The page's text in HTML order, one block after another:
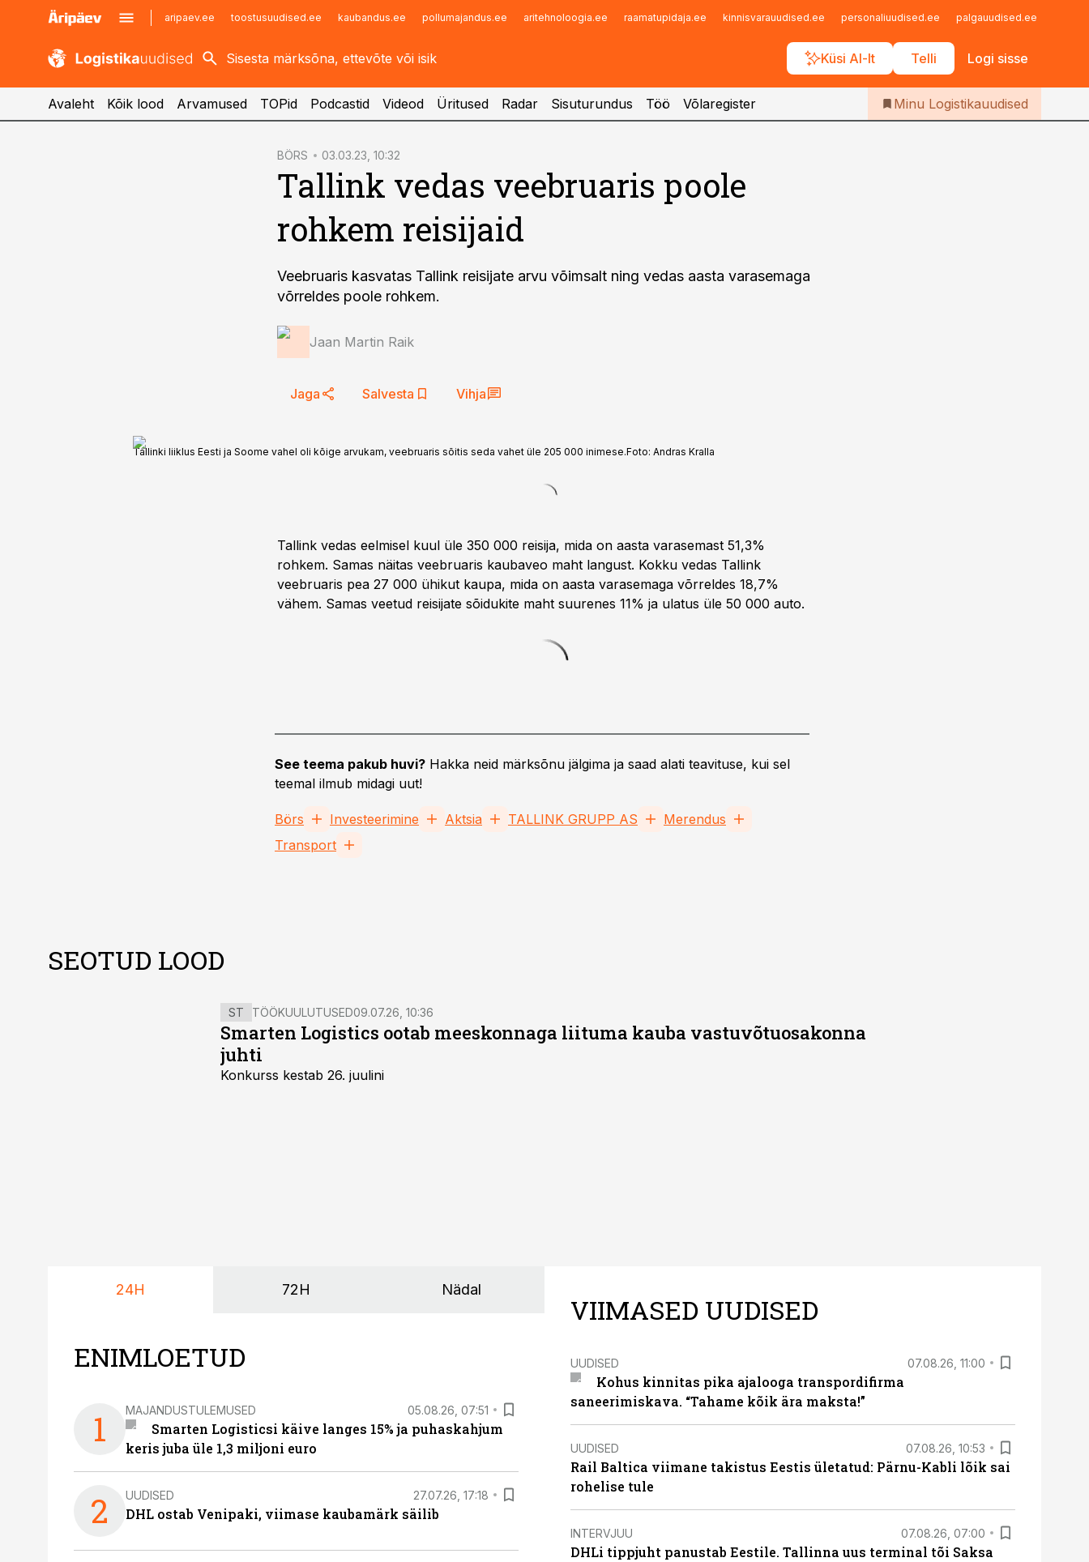
aripaev.ee toostusuudised.ee kaubandus.ee pollumajandus.ee aritehnoloogia.ee raamatupidaja.ee kinnisvarauudised.ee personaliuudised.ee palgauudised.ee
Küsi AI-lt Telli Logi sisse
kaubandus.ee
kinnisvarauudised.ee
imelineajalugu.ee
Infopank
Iseteenindus
Telli Logistikauudised
Avaleht Kõik lood Arvamused TOPid Podcastid Videod Üritused Radar Sisuturundus Töö Võlaregister Minu Logistikauudised
BÖRS 03.03.23, 10:32
Tallink vedas veebruaris poole
rohkem reisijaid
Veebruaris kasvatas Tallink reisijate arvu võimsalt ning vedas aasta varasemaga
võrreldes poole rohkem.
Jaan Martin Raik
Jaga Salvesta Vihja
Tallinki liiklus Eesti ja Soome vahel oli kõige arvukam, veebruaris sõitis seda vahet üle 205 000 inimese.Foto: Andras Kralla
Tallink vedas eelmisel kuul üle 350 000 reisija, mida on aasta varasemast 51,3%
rohkem. Samas näitas veebruaris kaubaveo maht langust. Kokku vedas Tallink
veebruaris pea 27 000 ühikut kaupa, mida on aasta varasemaga võrreldes 18,7%
vähem. Samas veetud reisijate sõidukite maht suurenes 11% ja ulatus üle 50 000 auto.
See teema pakub huvi? Hakka neid märksõnu jälgima ja saad alati teavituse, kui sel
teemal ilmub midagi uut!
Börs Investeerimine Aktsia TALLINK GRUPP AS
Merendus
Transport
SEOTUD LOOD
ST TÖÖKUULUTUSED09.07.26, 10:36
Smarten Logistics ootab meeskonnaga liituma kauba vastuvõtuosakonna
juhti
Konkurss kestab 26. juulini
24H 72H Nädal
ENIMLOETUD
1 MAJANDUSTULEMUSED 05.08.26, 07:51
Smarten Logisticsi käive langes 15% ja puhaskahjum
keris juba üle 1,3 miljoni euro
2 UUDISED 27.07.26, 17:18
DHL ostab Venipaki, viimase kaubamärk säilib
VIIMASED UUDISED
UUDISED 07.08.26, 11:00
Kohus kinnitas pika ajalooga transpordifirma
saneerimiskava. “Tahame kõik ära maksta!”
UUDISED 07.08.26, 10:53
Rail Baltica viimane takistus Eestis ületatud: Pärnu-Kabli lõik sai
rohelise tule
INTERVJUU 07.08.26, 07:00
DHLi tippjuht panustab Eestile. Tallinna uus terminal tõi Saksa